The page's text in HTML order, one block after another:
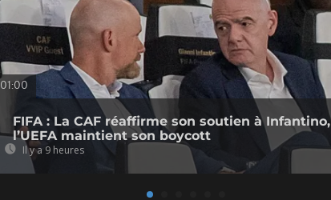
01:00
FIFA : La CAF réaffirme son soutien à Infantino,
l’UEFA maintient son boycott
Il y a 9 heures